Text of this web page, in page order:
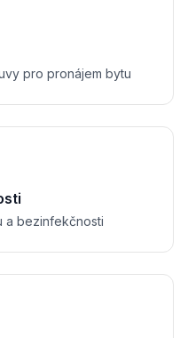
předmětu koupě
pro pronájem bytu
a bezinfekčnosti